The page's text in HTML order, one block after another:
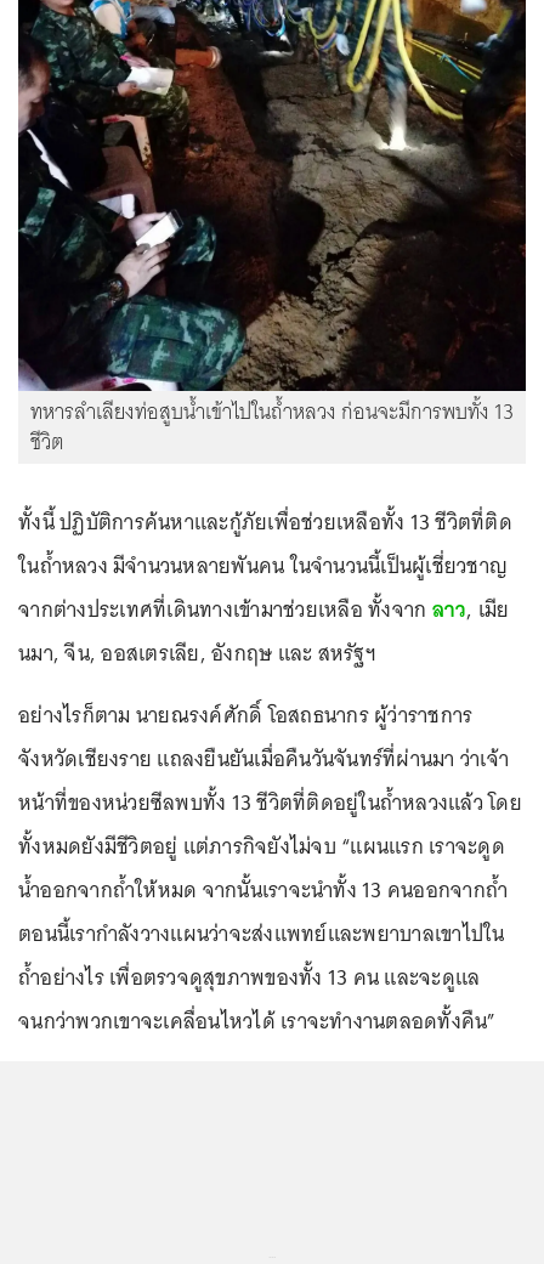
ทหารลำเลียงท่อสูบน้ำเข้าไปในถ้ำหลวง ก่อนจะมีการพบทั้ง 13
ชีวิต
ทั้งนี้ ปฏิบัติการค้นหาและกู้ภัยเพื่อช่วยเหลือทั้ง 13 ชีวิตที่ติด
ในถ้ำหลวง มีจำนวนหลายพันคน ในจำนวนนี้เป็นผู้เชี่ยวชาญ
จากต่างประเทศที่เดินทางเข้ามาช่วยเหลือ ทั้งจาก ลาว, เมีย
นมา, จีน, ออสเตรเลีย, อังกฤษ และ สหรัฐฯ
อย่างไรก็ตาม นายณรงค์ศักดิ์ โอสถธนากร ผู้ว่าราชการ
จังหวัดเชียงราย แถลงยืนยันเมื่อคืนวันจันทร์ที่ผ่านมา ว่าเจ้า
หน้าที่ของหน่วยซีลพบทั้ง 13 ชีวิตที่ติดอยู่ในถ้ำหลวงแล้ว โดย
ทั้งหมดยังมีชีวิตอยู่ แต่ภารกิจยังไม่จบ “แผนแรก เราจะดูด
น้ำออกจากถ้ำให้หมด จากนั้นเราจะนำทั้ง 13 คนออกจากถ้ำ
ตอนนี้เรากำลังวางแผนว่าจะส่งแพทย์และพยาบาลเขาไปใน
ถ้ำอย่างไร เพื่อตรวจดูสุขภาพของทั้ง 13 คน และจะดูแล
จนกว่าพวกเขาจะเคลื่อนไหวได้ เราจะทำงานตลอดทั้งคืน”